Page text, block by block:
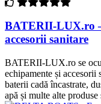
BATERII-LUX.ro
accesorii sanitare
BATERII-LUX.ro se
echipamente și accesorii
baterii cadă încastrate,
apă și multe alte produse